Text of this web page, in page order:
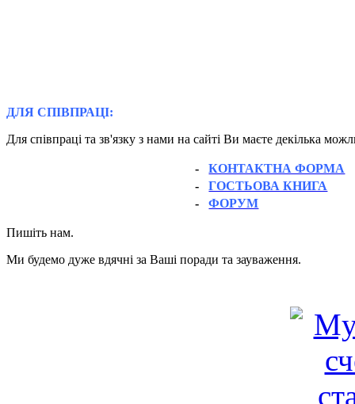
ДЛЯ СПІВПРАЦІ:
Для співпраці та зв'язку з нами на сайті Ви маєте декілька
-
КОНТАКТНА ФОРМА
-
ГОСТЬОВА КНИГА
-
ФОРУМ
Пишіть нам.
Ми будемо дуже вдячні за Ваші поради та зауваження.